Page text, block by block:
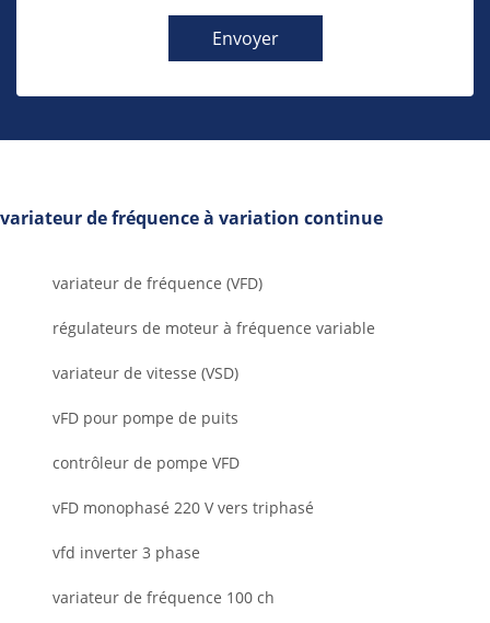
Envoyer
variateur de fréquence à variation continue
variateur de fréquence (VFD)
régulateurs de moteur à fréquence variable
variateur de vitesse (VSD)
vFD pour pompe de puits
contrôleur de pompe VFD
vFD monophasé 220 V vers triphasé
vfd inverter 3 phase
variateur de fréquence 100 ch